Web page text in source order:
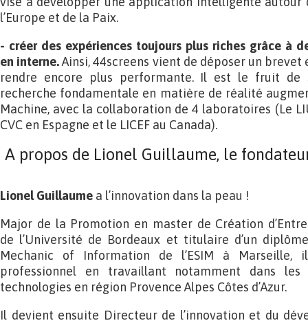
l’Europe et de la Paix.
- créer des expériences toujours plus riches grâce à
en interne.Ainsi, 44screens vient de déposer un
rendre encore plus performante. Il est le fruit de
recherche fondamentale en matière de réalité
Machine, avec la collaboration de 4 laboratoires (Le
CVC en Espagne et le LICEF au Canada).
A propos de Lionel Guillaume, le
Lionel Guillaume a l’innovation dans la peau !
Major de la Promotion en master de Création
de l’Université de Bordeaux et titulaire d’un
Mechanic of Information de l’ESIM à Marseille,
professionnel en travaillant notamment dans
technologies en région Provence Alpes Côtes d’Azur.
Il devient ensuite Directeur de l’innovation et du